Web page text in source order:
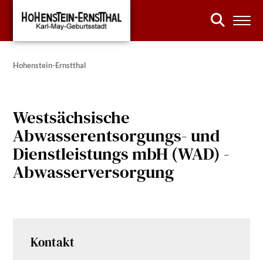
Hohenstein-Ernstthal
Westsächsische
Abwasserentsorgungs- und
Dienstleistungs mbH (WAD) -
Abwasserversorgung
Kontakt